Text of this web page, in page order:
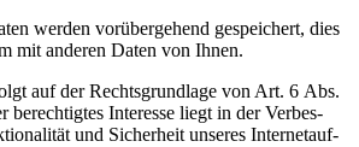
werden vorüber­gehend gespei­chert, dies
mit anderen Daten von Ihnen.
auf der Rechts­grundlage von Art. 6 Abs.
Interesse liegt in der Verbes­
und Sicherheit unseres Inter­net­auf­